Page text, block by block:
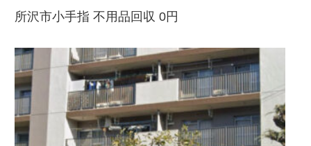
所沢市小手指 不用品回収 0円